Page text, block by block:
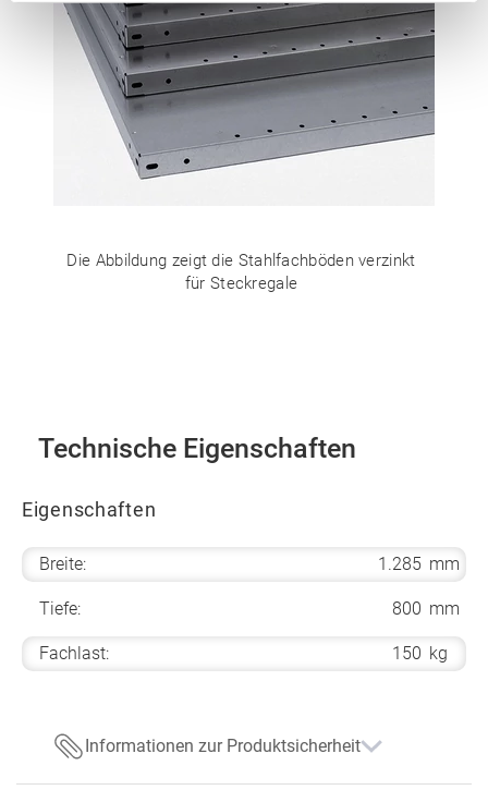
Die Abbildung zeigt die Stahlfachböden verzinkt
für Steckregale
Technische Eigenschaften
Eigenschaften
Breite: 1.285 mm
Tiefe: 800 mm
Fachlast: 150 kg
Informationen zur Produktsicherheit